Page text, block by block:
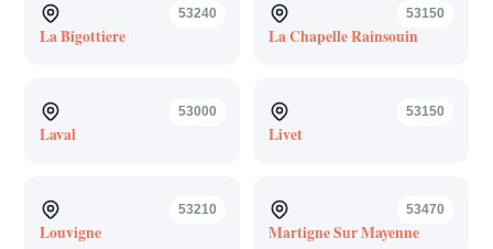
53240
La Bigottiere
53150
La Chapelle Rainsouin
53000
Laval
53150
Livet
53210
Louvigne
53470
Martigne Sur Mayenne